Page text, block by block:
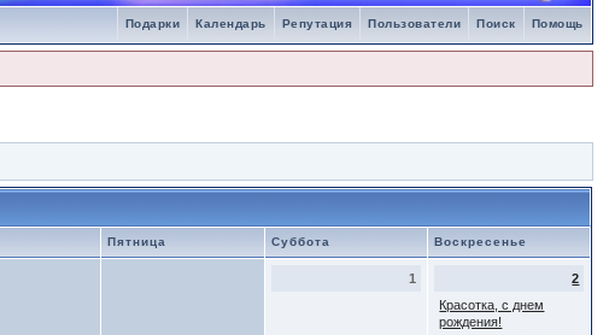
Помощь
Поиск
Пользователи
Репутация
Календарь
Подарки
Пятница Суббота Воскресенье
1
2
Красотка, с днем
рождения!